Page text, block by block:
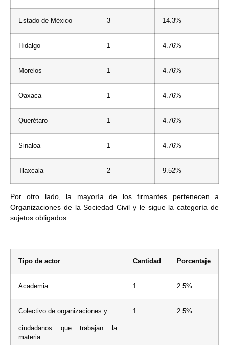
Estado de México 3 14.3%
Hidalgo 1 4.76%
Morelos 1 4.76%
Oaxaca 1 4.76%
Querétaro 1 4.76%
Sinaloa 1 4.76%
Tlaxcala 2 9.52%
Por otro lado, la mayoría de los firmantes pertenecen a
Organizaciones de la Sociedad Civil y le sigue la categoría de
sujetos obligados.
Tipo de actor Cantidad Porcentaje
Academia 1 2.5%
Colectivo de organizaciones y
ciudadanos que trabajan la
materia
1 2.5%